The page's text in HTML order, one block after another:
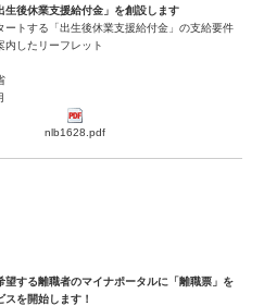
生後休業支援給付金」を創設します
ートする「出生後休業支援給付金」の支給要件
内したリーフレット
nlb1628.pdf
望する離職者のマイナポータルに「離職票」を
を開始します！